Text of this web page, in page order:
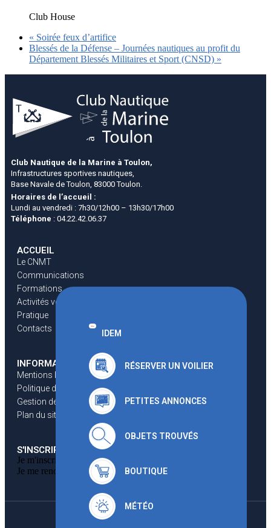
Club House
« Soirée feux d’artifice
Blessés de la Défense – Journées nautiques au profit du
Département Blessés Militaires et Sport (CNSD) »
IDEM
RÉSERVER UN VOILIER
PETITES ANNONCES
OBJETS TROUVÉS
BOUTIQUE
MÉTÉO
Club Nautique de la Marine à Toulon,
Infrastructures sportives nautiques,
Base Navale de Toulon, 83000 Toulon.
Horaires de l’accueil :
Lundi au vendredi : 7h30/12h00 – 13h30/17h00
Téléphone : 04.22.42.06.37
ACCUEIL
Le CNMT
Communications
Formations
Activités voiles
Pratique
Contacts
INFORMATIONS
Mentions légales
Politique de confidentialités
Gestion des cookies
Plan du site
S'INSCRIRE AU CNMT
Je m'inscris par
Je me renouvelle par